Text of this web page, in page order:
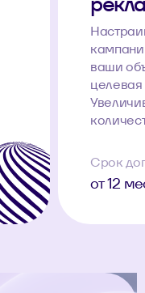
ваши
целевая
Срок
от 12